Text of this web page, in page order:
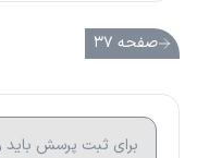
صفحه ۳۷
برای ثبت پرسش باید